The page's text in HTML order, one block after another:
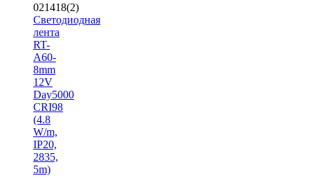
021418(2)
Светодиодная
лента
RT-
A60-
8mm
12V
Day5000
CRI98
(4.8
W/m,
IP20,
2835,
5m)